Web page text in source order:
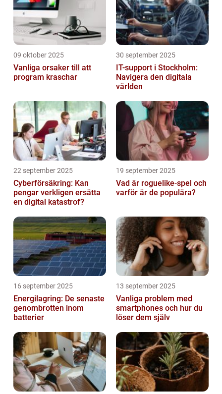
09 oktober 2025
Vanliga orsaker till att
program kraschar
30 september 2025
IT-support i Stockholm:
Navigera den digitala
världen
22 september 2025
Cyberförsäkring: Kan
pengar verkligen ersätta
en digital katastrof?
19 september 2025
Vad är roguelike-spel och
varför är de populära?
16 september 2025
Energilagring: De senaste
genombrotten inom
batterier
13 september 2025
Vanliga problem med
smartphones och hur du
löser dem själv